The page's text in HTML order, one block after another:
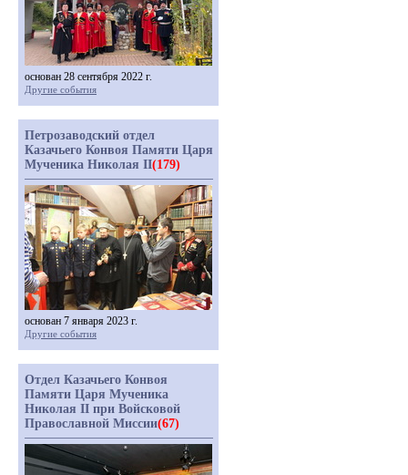
основан 28 сентября 2022 г.
Другие события
Петрозаводский отдел
Казачьего Конвоя Памяти Царя
Мученика Николая II(179)
основан 7 января 2023 г.
Другие события
Отдел Казачьего Конвоя
Памяти Царя Мученика
Николая II при Войсковой
Православной Миссии(67)